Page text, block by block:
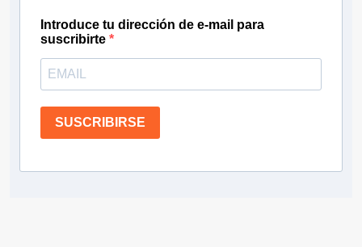
Introduce tu dirección de e-mail para
suscribirte
SUSCRIBIRSE